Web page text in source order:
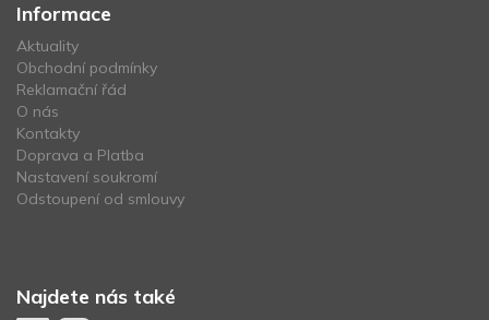
Informace
Aktuality
Obchodní podmínky
Reklamační řád
O nás
Kontakty
Doprava a Platba
Nastavení soukromí
Odstoupení od smlouvy
Najdete nás také